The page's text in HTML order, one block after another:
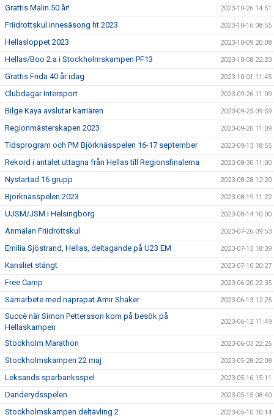
Grattis Malin 50 år! 2023-10-26 14:51
Friidrottskul innesäsong ht 2023 2023-10-16 08:55
Hellasloppet 2023 2023-10-09 20:08
Hellas/Boo 2:a i Stockholmskampen PF13 2023-10-08 22:23
Grattis Frida 40 år idag 2023-10-01 11:45
Clubdagar Intersport 2023-09-26 11:09
Bilge Kaya avslutar karriären 2023-09-25 09:59
Regionmästerskapen 2023 2023-09-20 11:09
Tidsprogram och PM Björknässpelen 16-17 september 2023-09-13 18:55
Rekord i antalet uttagna från Hellas till Regionsfinalerna 2023-08-30 11:00
Nystartad 16 grupp 2023-08-28 12:20
Björknässpelen 2023 2023-08-19 11:22
UJSM/JSM i Helsingborg 2023-08-14 10:00
Anmälan Friidrottskul 2023-07-26 09:53
Emilia Sjöstrand, Hellas, deltagande på U23 EM 2023-07-13 18:39
Kansliet stängt 2023-07-10 20:27
Free Camp 2023-06-20 22:35
Samarbete med naprapat Amir Shaker 2023-06-13 12:25
Succè när Simon Pettersson kom på besök på
Hellaskampen
2023-06-12 11:49
Stockholm Marathon 2023-06-03 22:25
Stockholmskampen 22 maj 2023-05-28 22:08
Leksands sparbanksspel 2023-05-16 15:11
Danderydsspelen 2023-05-15 08:40
Stockholmskampen deltävling 2 2023-05-10 10:14